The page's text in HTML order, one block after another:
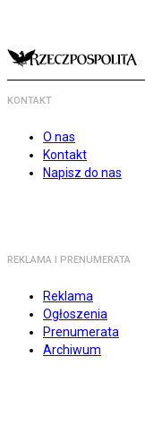
KONTAKT
O nas
Kontakt
Napisz do nas
REKLAMA I PRENUMERATA
Reklama
Ogłoszenia
Prenumerata
Archiwum